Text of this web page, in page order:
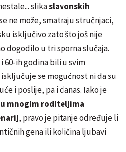
slikaslavonskih
ne može, smatraju stručnjaci,
isključivo zato što još nije
dogodilo u tri sporna slučaja.
60-ih godina bili u svim
se mogućnost ni da su
i poslije, pa i danas. Iako je
mnogim roditeljima
, pravo je pitanje određuje li
gena ili količina ljubavi